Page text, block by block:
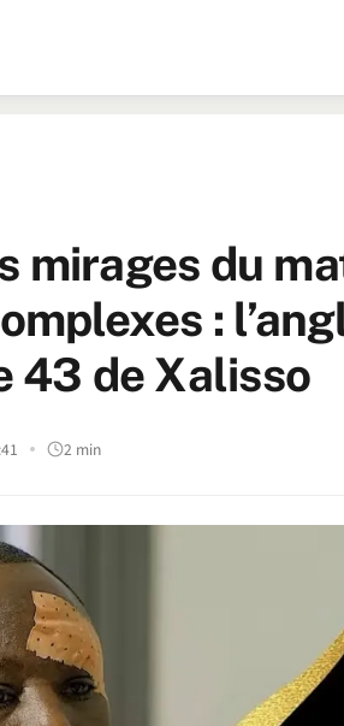
mirages du
:
43 de Xalisso
2 min